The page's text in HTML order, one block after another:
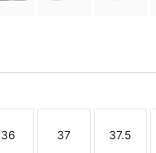
Dark Rose
Taille
36
Taille
37
Taille
37.5